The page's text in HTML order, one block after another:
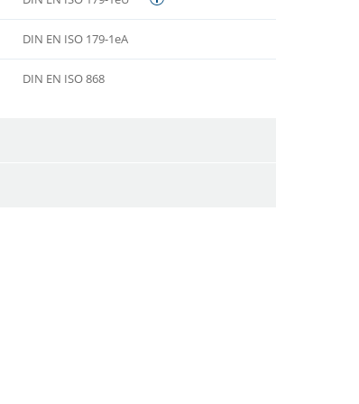
DIN EN ISO 179-1eA
DIN EN ISO 868